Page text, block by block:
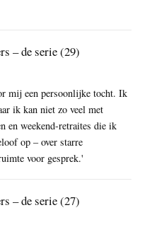
– de serie (29)
mij een persoonlijke tocht. Ik
ik kan niet zo veel met
en weekend-retraites die ik
op – over starre
voor gesprek.'
– de serie (27)